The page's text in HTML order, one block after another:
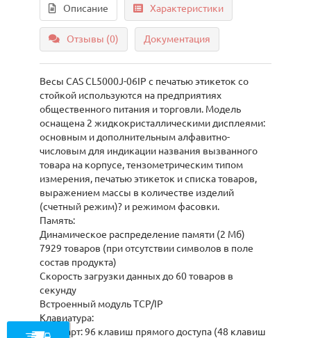
Описание Характеристики
Отзывы (0) Документация
Весы CAS CL5000J-06IP с печатью этикеток со
стойкой используются на предприятиях
общественного питания и торговли. Модель
оснащена 2 жидкокристаллическими дисплеями:
основным и дополнительным алфавитно-
числовым для индикации названия вызванного
товара на корпусе, тензометрическим типом
измерения, печатью этикеток и списка товаров,
выражением массы в количестве изделий
(счетный режим)? и режимом фасовки.
Память:
Динамическое распределение памяти (2 Мб)
7929 товаров (при отсутствии символов в поле
состав продукта)
Скорость загрузки данных до 60 товаров в
секунду
Встроенный модуль TCP/IP
Клавиатура:
Стандарт: 96 клавиш прямого доступа (48 клавиш